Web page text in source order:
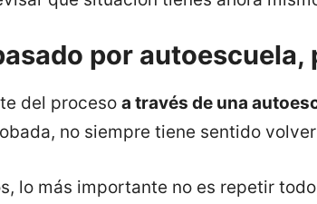
por
del proceso a través de una
no siempre tiene sentido
lo más importante no es repetir